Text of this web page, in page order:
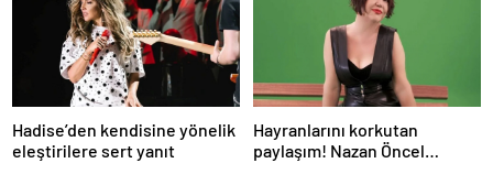
Hadise’den kendisine yönelik
eleştirilere sert yanıt
Hayranlarını korkutan
paylaşım! Nazan Öncel